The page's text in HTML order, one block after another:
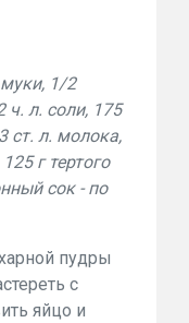
1/2
ч. л. соли, 175
ст. л. молока,
г тертого
сок - по
пудры
с
яйцо и